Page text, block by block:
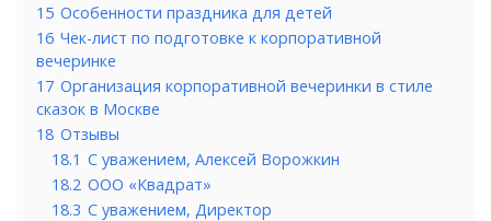
15 Особенности праздника для детей
16 Чек-лист по подготовке к корпоративной
вечеринке
17 Организация корпоративной вечеринки в стиле
сказок в Москве
18 Отзывы
18.1 С уважением, Алексей Ворожкин
18.2 ООО «Квадрат»
18.3 С уважением, Директор